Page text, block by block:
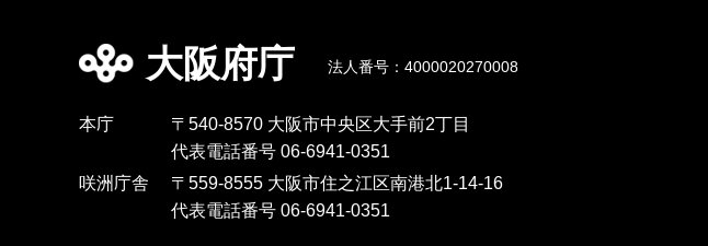
大阪府庁 法人番号：4000020270008
本庁
〒540-8570 大阪市中央区大手前2丁目
代表電話番号 06-6941-0351
咲洲庁舎
〒559-8555 大阪市住之江区南港北1-14-16
代表電話番号 06-6941-0351